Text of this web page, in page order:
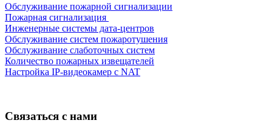
Обслуживание пожарной сигнализации
Пожарная сигнализация
Инженерные системы дата-центров
Обслуживание систем пожаротушения
Обслуживание слаботочных систем
Количество пожарных извещателей
Настройка IP-видеокамер с NAT
Связаться с нами